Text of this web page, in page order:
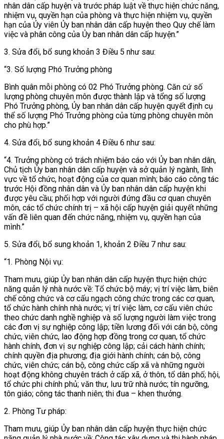
nhân dân cấp huyện và trước pháp luật về thực hiện chức năng,
nhiệm vụ, quyền hạn của phòng và thực hiện nhiệm vụ, quyền
hạn của Ủy viên Ủy ban nhân dân cấp huyện theo Quy chế làm
việc và phân công của Ủy ban nhân dân cấp huyện.”
3. Sửa đổi, bổ sung khoản 3 Điều 5 như sau:
“3. Số lượng Phó Trưởng phòng
Bình quân mỗi phòng có 02 Phó Trưởng phòng. Căn cứ số
lượng phòng chuyên môn được thành lập và tổng số lượng
Phó Trưởng phòng, Ủy ban nhân dân cấp huyện quyết định cụ
thể số lượng Phó Trưởng phòng của từng phòng chuyên môn
cho phù hợp.”
4. Sửa đổi, bổ sung khoản 4 Điều 6 như sau:
“4. Trưởng phòng có trách nhiệm báo cáo với Ủy ban nhân dân,
Chủ tịch Ủy ban nhân dân cấp huyện và sở quản lý ngành, lĩnh
vực về tổ chức, hoạt động của cơ quan mình; báo cáo công tác
trước Hội đồng nhân dân và Ủy ban nhân dân cấp huyện khi
được yêu cầu; phối hợp với người đứng đầu cơ quan chuyên
môn, các tổ chức chính trị – xã hội cấp huyện giải quyết những
vấn đề liên quan đến chức năng, nhiệm vụ, quyền hạn của
mình.”
5. Sửa đổi, bổ sung khoản 1, khoản 2 Điều 7 như sau:
“1. Phòng Nội vụ:
Tham mưu, giúp Ủy ban nhân dân cấp huyện thực hiện chức
năng quản lý nhà nước về: Tổ chức bộ máy; vị trí việc làm, biên
chế công chức và cơ cấu ngạch công chức trong các cơ quan,
tổ chức hành chính nhà nước; vị trí việc làm, cơ cấu viên chức
theo chức danh nghề nghiệp và số lượng người làm việc trong
các đơn vị sự nghiệp công lập; tiền lương đối với cán bộ, công
chức, viên chức, lao động hợp đồng trong cơ quan, tổ chức
hành chính, đơn vị sự nghiệp công lập; cải cách hành chính;
chính quyền địa phương; địa giới hành chính; cán bộ, công
chức, viên chức; cán bộ, công chức cấp xã và những người
hoạt động không chuyên trách ở cấp xã, ở thôn, tổ dân phố; hội,
tổ chức phi chính phủ; văn thư, lưu trữ nhà nước; tín ngưỡng,
tôn giáo; công tác thanh niên; thi đua – khen thưởng.
2. Phòng Tư pháp:
Tham mưu, giúp Ủy ban nhân dân cấp huyện thực hiện chức